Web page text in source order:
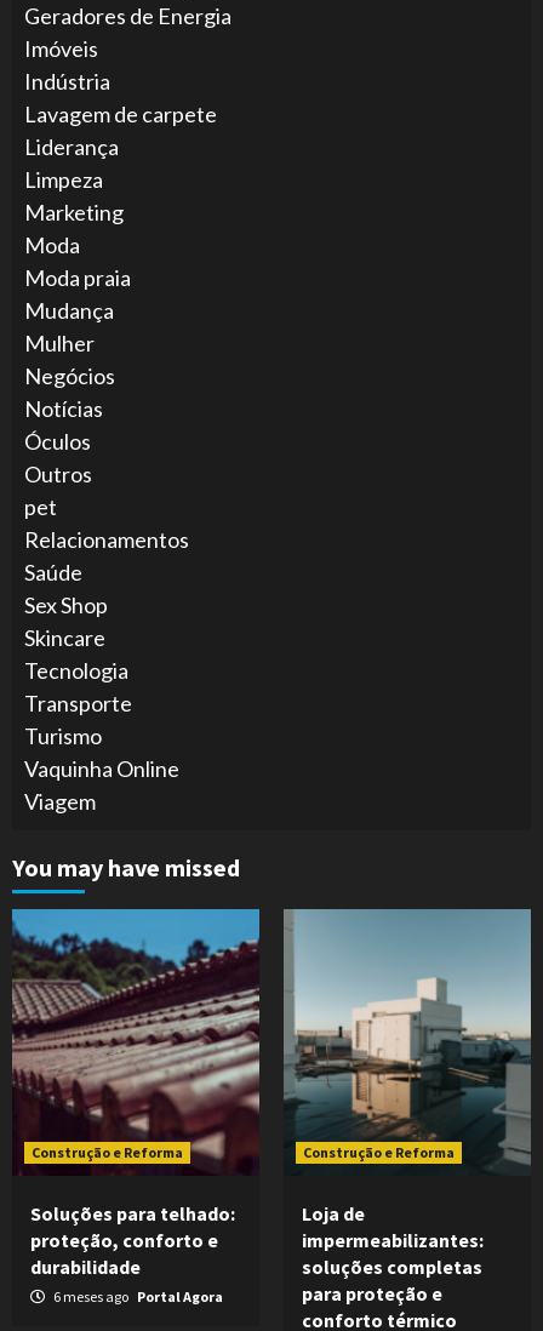
Geradores de Energia
Imóveis
Indústria
Lavagem de carpete
Liderança
Limpeza
Marketing
Moda
Moda praia
Mudança
Mulher
Negócios
Notícias
Óculos
Outros
pet
Relacionamentos
Saúde
Sex Shop
Skincare
Tecnologia
Transporte
Turismo
Vaquinha Online
Viagem
You may have missed
Construção e Reforma
Soluções para telhado:
proteção, conforto e
durabilidade
6 meses ago Portal Agora
Construção e Reforma
Loja de
impermeabilizantes:
soluções completas
para proteção e
conforto térmico